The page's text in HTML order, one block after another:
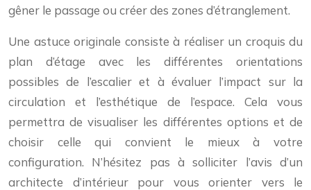
gêner le passage ou créer des zones d’étranglement.
Une astuce originale consiste à réaliser un croquis du
plan d’étage avec les différentes orientations
possibles de l’escalier et à évaluer l’impact sur la
circulation et l’esthétique de l’espace. Cela vous
permettra de visualiser les différentes options et de
choisir celle qui convient le mieux à votre
configuration. N’hésitez pas à solliciter l’avis d’un
architecte d’intérieur pour vous orienter vers le